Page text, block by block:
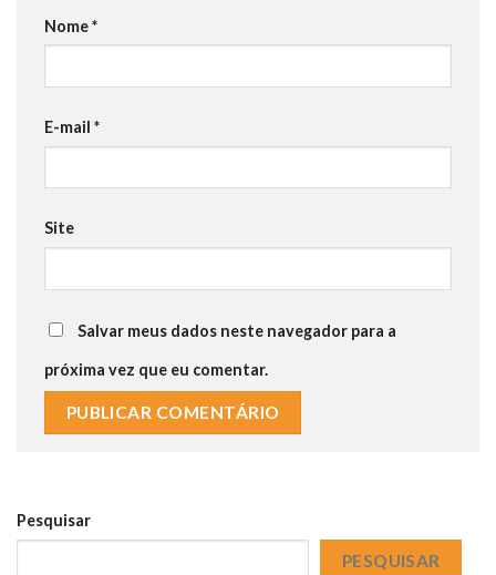
Nome*
E-mail *
Site
Salvar meus dados neste navegador para a
próxima vez que eu comentar.
Pesquisar
PESQUISAR